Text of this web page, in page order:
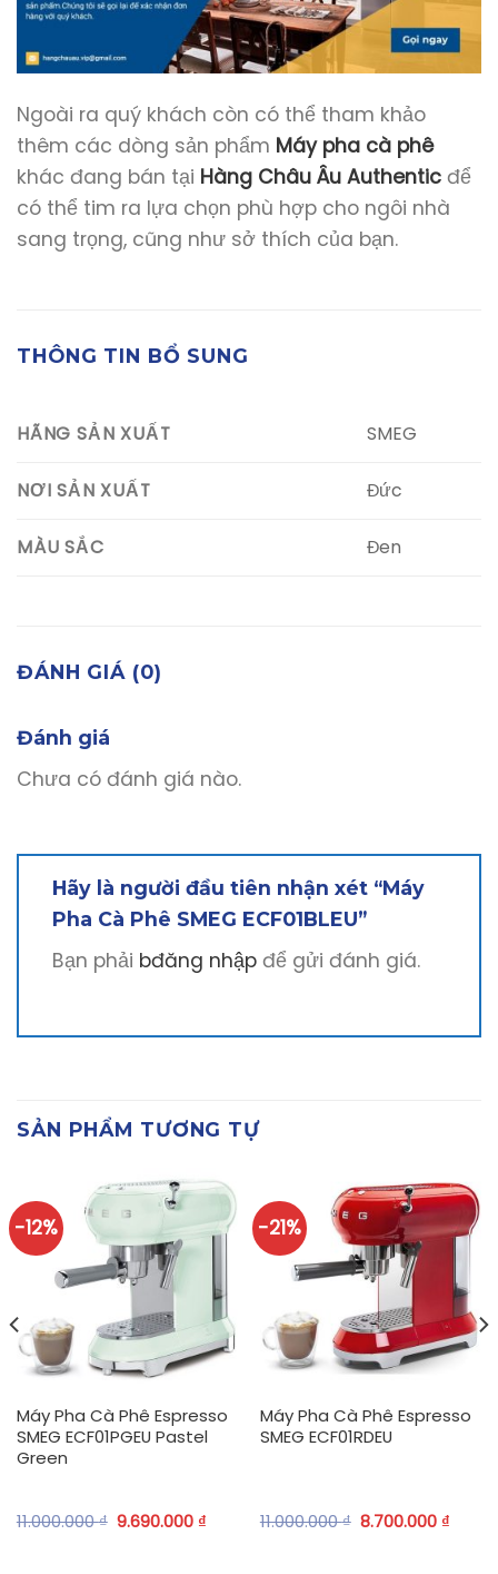
Ngoài ra quý khách còn có thể tham khảo
thêm các dòng sản phẩm Máy pha cà phê
khác đang bán tại Hàng Châu Âu Authentic để
có thể tim ra lựa chọn phù hợp cho ngôi nhà
sang trọng, cũng như sở thích của bạn.
THÔNG TIN BỔ SUNG
HÃNG SẢN XUẤT SMEG
NƠI SẢN XUẤT Đức
MÀU SẮC Đen
ĐÁNH GIÁ (0)
Đánh giá
Chưa có đánh giá nào.
Hãy là người đầu tiên nhận xét “Máy
Pha Cà Phê SMEG ECF01BLEU”
Bạn phải bđăng nhập để gửi đánh giá.
SẢN PHẨM TƯƠNG TỰ
-12%
Máy Pha Cà Phê Espresso
SMEG ECF01PGEU Pastel
Green
11.000.000₫ 9.690.000 ₫
-21%
Máy Pha Cà Phê Espresso
SMEG ECF01RDEU
11.000.000₫ 8.700.000 ₫